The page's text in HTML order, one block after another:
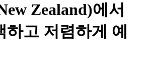
Zealand)에서
하고 저렴하게 예